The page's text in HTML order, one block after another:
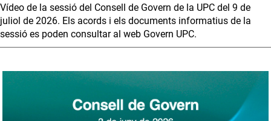
Vídeo de la sessió del Consell de Govern de la UPC del 9 de
juliol de 2026. Els acords i els documents informatius de la
sessió es poden consultar al web Govern UPC.